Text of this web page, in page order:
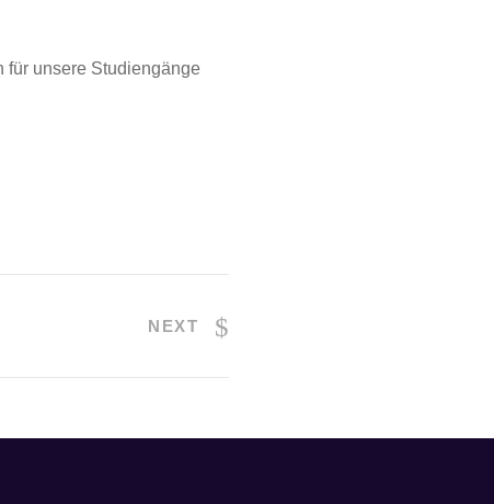
für unsere Studiengänge
NEXT